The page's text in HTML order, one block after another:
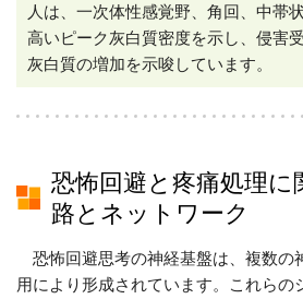
人は、一次体性感覚野、角回、中帯
高いピーク灰白質密度を示し、侵害
灰白質の増加を示唆しています。
恐怖回避と疼痛処理に
路とネットワーク
恐怖回避思考の神経基盤は、複数の
用により形成されています。これらの